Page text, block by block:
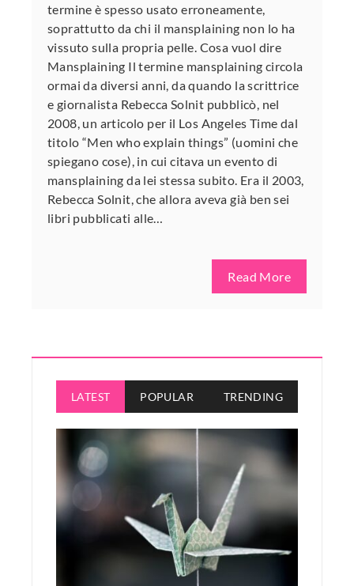
termine è spesso usato erroneamente,
soprattutto da chi il mansplaining non lo ha
vissuto sulla propria pelle. Cosa vuol dire
Mansplaining Il termine mansplaining circola
ormai da diversi anni, da quando la scrittrice
e giornalista Rebecca Solnit pubblicò, nel
2008, un articolo per il Los Angeles Time dal
titolo “Men who explain things” (uomini che
spiegano cose), in cui citava un evento di
mansplaining da lei stessa subito. Era il 2003,
Rebecca Solnit, che allora aveva già ben sei
libri pubblicati alle…
Read More
LATEST POPULAR TRENDING